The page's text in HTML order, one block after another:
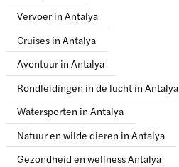
Vervoer in Antalya
Cruises in Antalya
Avontuur in Antalya
Rondleidingen in de lucht in Antalya
Watersporten in Antalya
Natuur en wilde dieren in Antalya
Gezondheid en wellness Antalya